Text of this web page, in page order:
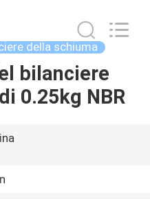
della schiuma
bilanciere
0.25kg NBR